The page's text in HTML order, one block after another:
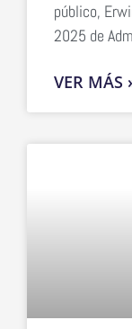
público,
2025 de
VER MÁS